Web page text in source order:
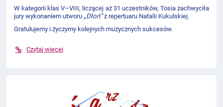
W kategorii klas V–VIII, liczącej aż 31 uczestników, Tosia zachwyciła
jury wykonaniem utworu „Dłoń”z repertuaru Natalii Kukulskiej.
Gratulujemy i życzymy kolejnych muzycznych sukcesów.
Czytaj więcej